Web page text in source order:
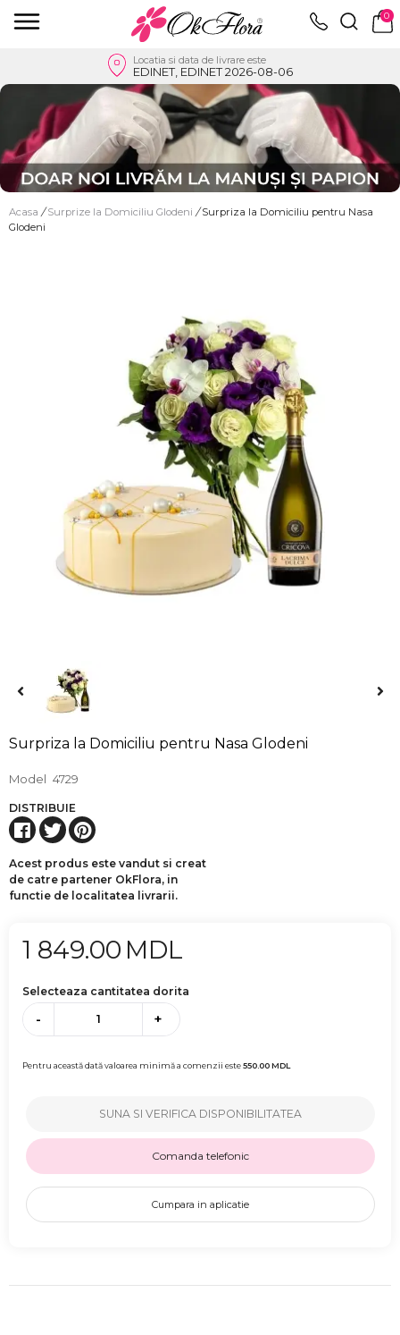
0
Locatia si data de livrare este
EDINET, EDINET 2026-08-06
Acasa / Surprize la Domiciliu Glodeni / Surpriza la Domiciliu pentru Nasa
Glodeni
Surpriza la Domiciliu pentru Nasa Glodeni
Model 4729
DISTRIBUIE
Acest produs este vandut si creat
de catre partener OkFlora, in
functie de localitatea livrarii.
1 849.00 MDL
Selecteaza cantitatea dorita
- +
Pentru această dată valoarea minimă a comenzii este550.00MDL
SUNA SI VERIFICA DISPONIBILITATEA
Comanda telefonic
Cumpara in aplicatie